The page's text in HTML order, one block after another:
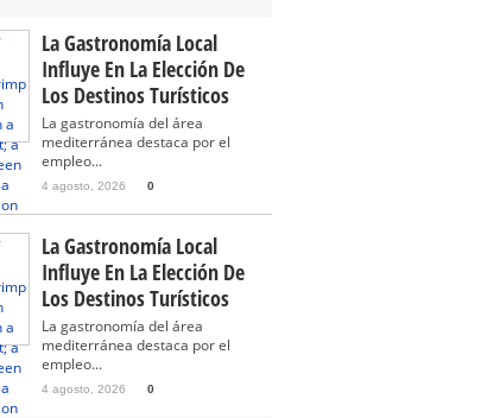
La Gastronomía Local
Influye En La Elección De
Los Destinos Turísticos
La gastronomía del área
mediterránea destaca por el
empleo...
4 agosto, 2026 0
La Gastronomía Local
Influye En La Elección De
Los Destinos Turísticos
La gastronomía del área
mediterránea destaca por el
empleo...
4 agosto, 2026 0